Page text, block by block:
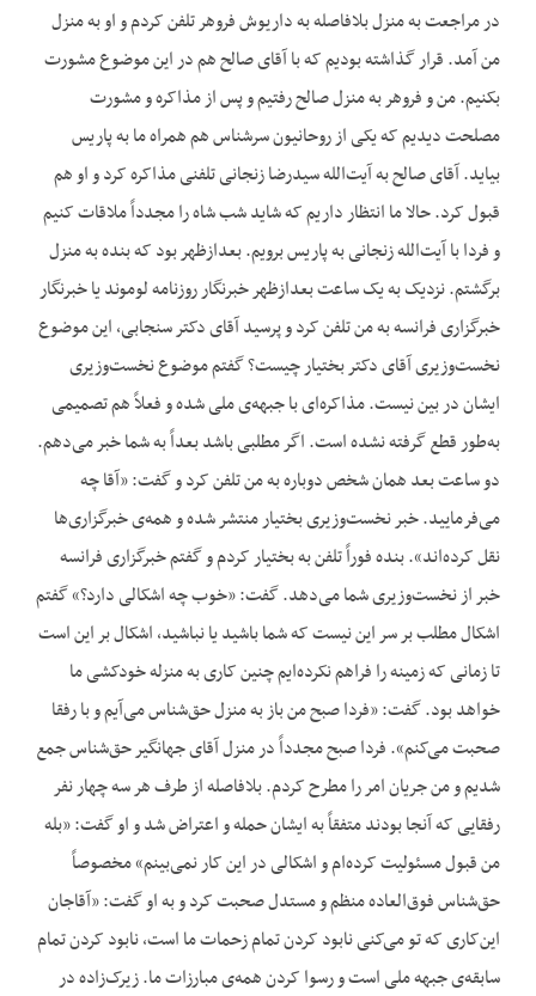
در مراجعت به منزل بلافاصله به داریوش فروهر تلفن کردم و او به منزل
من آمد. قرار گذاشته بودیم که با آقای صالح هم در این موضوع مشورت
بکنیم. من و فروهر به منزل صالح رفتیم و پس از مذاکره و مشورت
مصلحت دیدیم که یکی از روحانیون سرشناس هم همراه ما به پاریس
بیاید. آقای صالح به آیت‌الله سیدرضا زنجانی تلفنی مذاکره کرد و او هم
قبول کرد. حالا ما انتظار داریم که شاید شب شاه را مجدداً ملاقات کنیم
و فردا با آیت‌الله زنجانی به پاریس برویم. بعدازظهر بود که بنده به منزل
برگشتم. نزدیک به یک ساعت بعدازظهر خبرنگار روزنامه لوموند یا خبرنگار
خبرگزاری فرانسه به من تلفن کرد و پرسید آقای دکتر سنجابی، این موضوع
نخست‌وزیری آقای دکتر بختیار چیست؟ گفتم موضوع نخست‌وزیری
ایشان در بین نیست. مذاکره‌‌ای با جبهه‌‌ی ملی شده و فعلاً هم تصمیمی
به‌‌طور قطع گرفته نشده است. اگر مطلبی باشد بعداً به شما خبر می‌‌دهم.
دو ساعت بعد همان شخص دوباره به من تلفن کرد و گفت: «آقا چه
می‌‌فرمایید. خبر نخست‌وزیری بختیار منتشر شده و همه‌‌ی خبرگزاری‌‌ها
نقل کرده‌‌اند». بنده فوراً تلفن به بختیار کردم و گفتم خبرگزاری فرانسه
خبر از نخست‌وزیری شما می‌‌دهد. گفت: «خوب چه اشکالی دارد؟» گفتم
اشکال مطلب بر سر این نیست که شما باشید یا نباشید، اشکال بر این است
تا زمانی که زمینه را فراهم نکرده‌‌ایم چنین کاری به منزله خودکشی ما
خواهد بود. گفت: «فردا صبح من باز به منزل حق‌‌شناس می‌‌آیم و با رفقا
صحبت می‌‌کنم». فردا صبح مجدداً در منزل آقای جهانگیر حق‌‌شناس جمع
شدیم و من جریان امر را مطرح کردم. بلافاصله از طرف هر سه چهار نفر
رفقایی که آنجا بودند متفقاً به ایشان حمله و اعتراض شد و او گفت: «بله
من قبول مسئولیت کرده‌‌ام و اشکالی در این کار نمی‌‌بینم» مخصوصاً
حق‌‌شناس فوق‌العاده منظم و مستدل صحبت کرد و به او گفت: «آقاجان
این‌‌کاری که تو می‌‌کنی نابود کردن تمام زحمات ما است، نابود کردن تمام
سابقه‌‌ی جبهه ملی است و رسوا کردن همه‌‌ی مبارزات ما. زیرک‌‌زاده در